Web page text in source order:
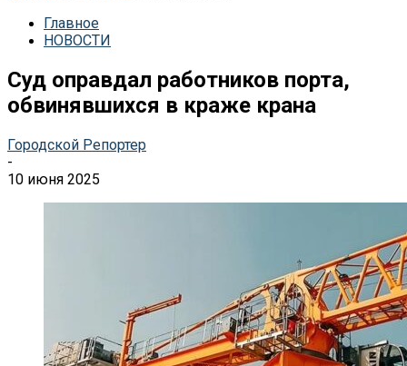
Главное
НОВОСТИ
Суд оправдал работников порта,
обвинявшихся в краже крана
Городской Репортер
-
10 июня 2025